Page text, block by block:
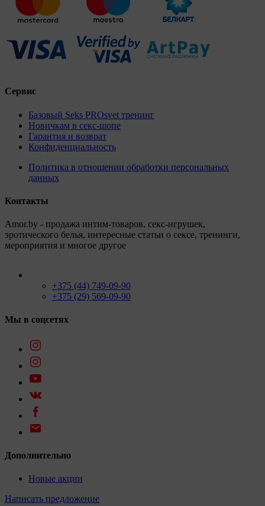
Сервис
Базовый Seks PROsvet тренинг
Новичкам в секс-шопе
Гарантия и возврат
Конфиденциальность
Политика в отношении обработки персональных
данных
Контакты
Amor.by - продажа интим-товаров, секс-игрушек,
эротического белья, интересные статьи о сексе, тренинги,
мероприятия и многое другое
+375 (44) 749-09-90
+375 (29) 569-09-90
Мы в соцсетях
Дополнительно
Новые акции
Написать предложение